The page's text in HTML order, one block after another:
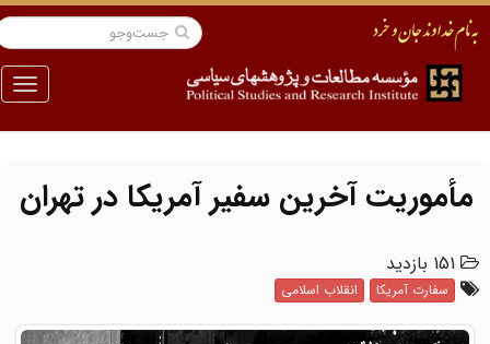
منو
مأموریت آخرین سفیر آمریکا در تهران
151 بازدید
سفارت آمریکا انقلاب اسلامی